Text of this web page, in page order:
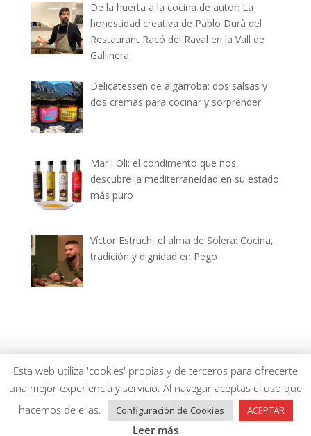
De la huerta a la cocina de autor: La
honestidad creativa de Pablo Durà del
Restaurant Racó del Raval en la Vall de
Gallinera
Delicatessen de algarroba: dos salsas y
dos cremas para cocinar y sorprender
Mar i Oli: el condimento que nos
descubre la mediterraneidad en su estado
más puro
Víctor Estruch, el alma de Solera: Cocina,
tradición y dignidad en Pego
dianiagastronomica.com © 2026
Esta web utiliza 'cookies' propias y de terceros para ofrecerte
una mejor experiencia y servicio. Al navegar aceptas el uso que
hacemos de ellas.
Configuración de Cookies ACEPTAR
Leer más